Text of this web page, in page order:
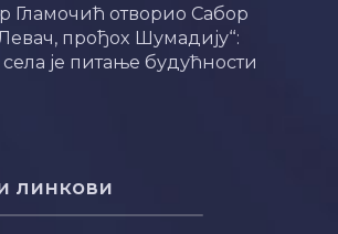
Гламочић отворио Сабор
прођох Шумадију“:
је питање будућности
линкови